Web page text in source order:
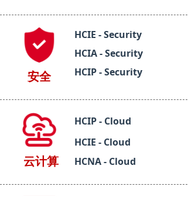
HCIE - Security
HCIA - Security
HCIP - Security
安全
云计算
HCIP - Cloud
HCIE - Cloud
HCNA - Cloud